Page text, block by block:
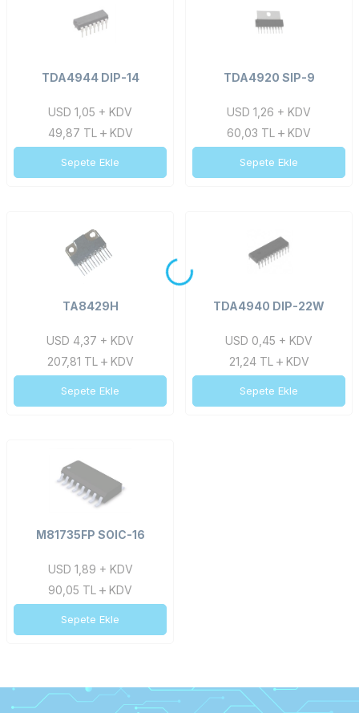
TDA4944 DIP-14
USD 1,05 + KDV
49,87 TL KDV
Sepete Ekle
TDA4920 SIP-9
USD 1,26 + KDV
60,03 TL KDV
Sepete Ekle
TA8429H
USD 4,37 + KDV
207,81 TL KDV
Sepete Ekle
TDA4940 DIP-22W
USD 0,45 + KDV
21,24TL KDV
Sepete Ekle
M81735FP SOIC-16
USD 1,89 + KDV
90,05 TL KDV
Sepete Ekle